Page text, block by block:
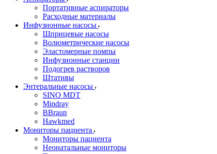
Портативные аспираторы
Расходные материалы
Инфузионные насосы
Шприцевые насосы
Волюметрические насосы
Эластомерные помпы
Инфузионные станции
Подогрев растворов
Штативы
Энтеральные насосы
SINO MDT
Mindray
BBraun
Hawkmed
Мониторы пациента
Мониторы пациента
Неонатальные мониторы